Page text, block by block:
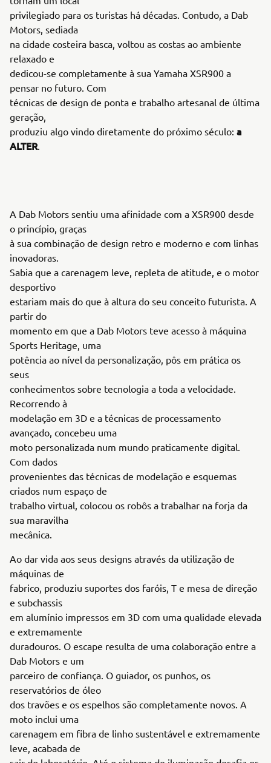
privilegiado para os turistas há décadas. Contudo, a Dab
Motors, sediada
na cidade costeira basca, voltou as costas ao ambiente
relaxado e
dedicou-se completamente à sua Yamaha XSR900 a
pensar no futuro. Com
técnicas de design de ponta e trabalho artesanal de última
geração,
produziu algo vindo diretamente do próximo século: a
ALTER.
A Dab Motors sentiu uma afinidade com a XSR900 desde
o princípio, graças
à sua combinação de design retro e moderno e com linhas
inovadoras.
Sabia que a carenagem leve, repleta de atitude, e o motor
desportivo
estariam mais do que à altura do seu conceito futurista. A
partir do
momento em que a Dab Motors teve acesso à máquina
Sports Heritage, uma
potência ao nível da personalização, pôs em prática os
seus
conhecimentos sobre tecnologia a toda a velocidade.
Recorrendo à
modelação em 3D e a técnicas de processamento
avançado, concebeu uma
moto personalizada num mundo praticamente digital.
Com dados
provenientes das técnicas de modelação e esquemas
criados num espaço de
trabalho virtual, colocou os robôs a trabalhar na forja da
sua maravilha
mecânica.
Ao dar vida aos seus designs através da utilização de
máquinas de
fabrico, produziu suportes dos faróis, T e mesa de direção
e subchassis
em alumínio impressos em 3D com uma qualidade elevada
e extremamente
duradouros. O escape resulta de uma colaboração entre a
Dab Motors e um
parceiro de confiança. O guiador, os punhos, os
reservatórios de óleo
dos travões e os espelhos são completamente novos. A
moto inclui uma
carenagem em fibra de linho sustentável e extremamente
leve, acabada de